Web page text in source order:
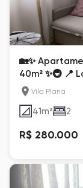
🏡✨
40m² ✨🚇 📍 Localização privilegiada, ao lado do
metrô Vila
Vila Plana
41m² 2
R$ 280.000